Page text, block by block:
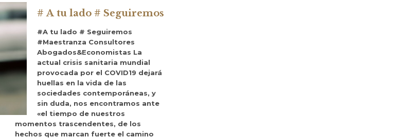
# A tu lado # Seguiremos
#A tu lado # Seguiremos
#Maestranza Consultores
Abogados&Economistas La
actual crisis sanitaria mundial
provocada por el COVID19 dejará
huellas en la vida de las
sociedades contemporáneas, y
sin duda, nos encontramos ante
«el tiempo de nuestros
momentos trascendentes, de los
hechos que marcan fuerte el camino